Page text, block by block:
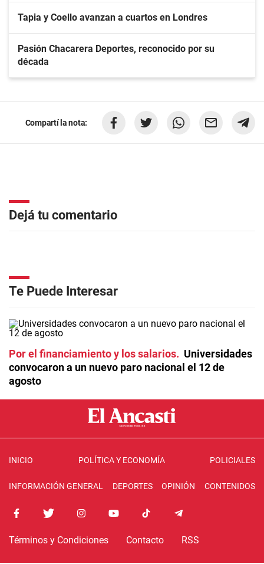
Tapia y Coello avanzan a cuartos en Londres
Pasión Chacarera Deportes, reconocido por su
década
Compartí la nota:
Dejá tu comentario
Te Puede Interesar
Por el financiamiento y los salarios
Universidades
convocaron a un nuevo paro nacional el 12 de
agosto
INICIO POLÍTICA Y ECONOMÍA POLICIALES
INFORMACIÓN GENERAL DEPORTES OPINIÓN CONTENIDOS
Términos y Condiciones Contacto RSS